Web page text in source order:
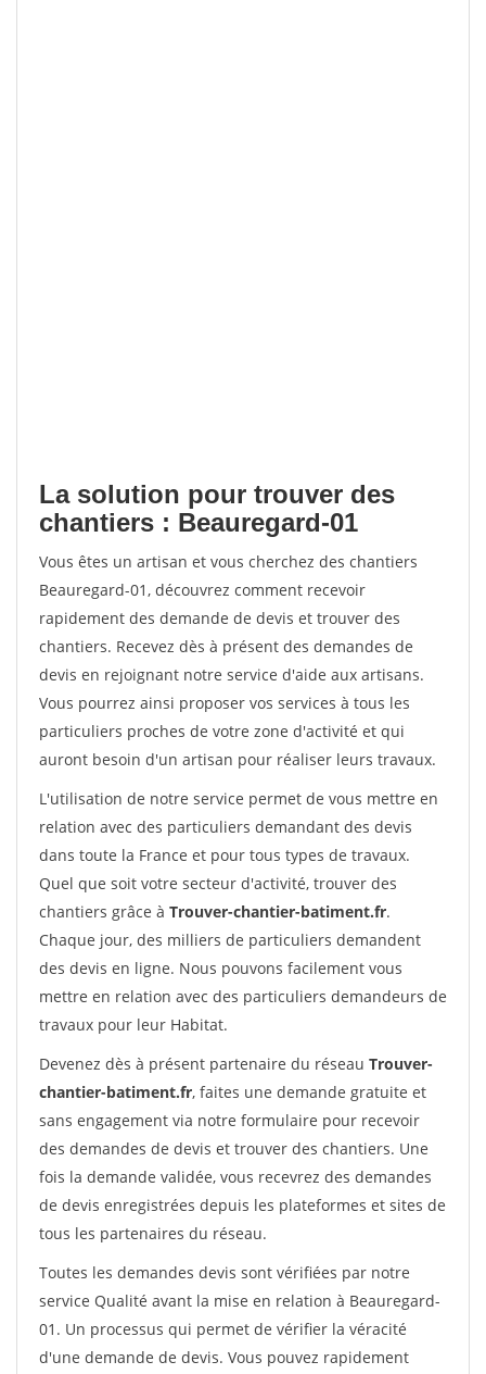
La solution pour trouver des
chantiers : Beauregard-01
Vous êtes un artisan et vous cherchez des chantiers
Beauregard-01, découvrez comment recevoir
rapidement des demande de devis et trouver des
chantiers. Recevez dès à présent des demandes de
devis en rejoignant notre service d'aide aux artisans.
Vous pourrez ainsi proposer vos services à tous les
particuliers proches de votre zone d'activité et qui
auront besoin d'un artisan pour réaliser leurs travaux.
L'utilisation de notre service permet de vous mettre en
relation avec des particuliers demandant des devis
dans toute la France et pour tous types de travaux.
Quel que soit votre secteur d'activité, trouver des
chantiers grâce à Trouver-chantier-batiment.fr.
Chaque jour, des milliers de particuliers demandent
des devis en ligne. Nous pouvons facilement vous
mettre en relation avec des particuliers demandeurs de
travaux pour leur Habitat.
Devenez dès à présent partenaire du réseau Trouver-
chantier-batiment.fr, faites une demande gratuite et
sans engagement via notre formulaire pour recevoir
des demandes de devis et trouver des chantiers. Une
fois la demande validée, vous recevrez des demandes
de devis enregistrées depuis les plateformes et sites de
tous les partenaires du réseau.
Toutes les demandes devis sont vérifiées par notre
service Qualité avant la mise en relation à Beauregard-
01. Un processus qui permet de vérifier la véracité
d'une demande de devis. Vous pouvez rapidement